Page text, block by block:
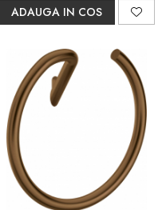
ADAUGA IN COS